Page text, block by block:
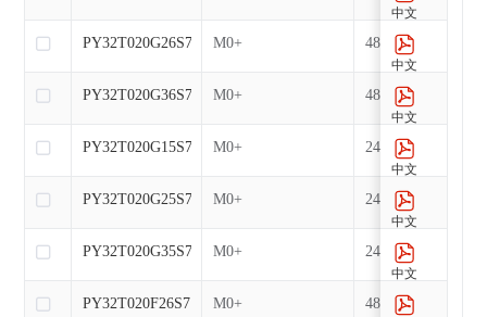
M0+ 48
M0+ 48
M0+ 24
M0+ 24
M0+ 24
M0+ 48
PY32T020G26S7
PY32T020G36S7
PY32T020G15S7
PY32T020G25S7
PY32T020G35S7
PY32T020F26S7
中文
中文
中文
中文
中文
中文